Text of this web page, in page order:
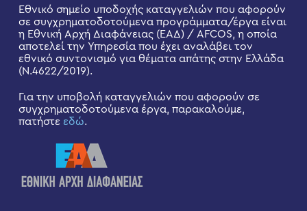
Εθνικό σημείο υποδοχής καταγγελιών που αφορούν
σε συγχρηματοδοτούμενα προγράμματα/έργα είναι
η Εθνική Αρχή Διαφάνειας (ΕΑΔ) / AFCOS, η οποία
αποτελεί την Υπηρεσία που έχει αναλάβει τον
εθνικό συντονισμό για θέματα απάτης στην Ελλάδα
(Ν.4622/2019).
Για την υποβολή καταγγελιών που αφορούν σε
συγχρηματοδοτούμενα έργα, παρακαλούμε,
πατήστε εδώ.